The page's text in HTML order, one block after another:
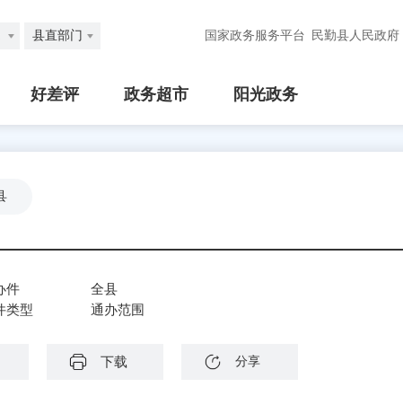
县直部门 国家政务服务平台 民勤县人民政府
好差评 政务超市 阳光政务
件
类型
全县
通办范围
下载 分享